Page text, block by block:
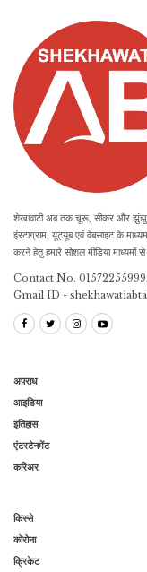
शेखावाटी अब तक चूरू, सीकर और
इंस्टाग्राम, यूट्यूब एवं वेबसाइट के
करने हेतु हमारे सोशल मीडिया माध्यमों
Contact No.
Gmail ID -
अपराध
आइडिया
इतिहास
एंटरटेनमेंट
करिअर
किस्से
कोरोना
क्रिकेट